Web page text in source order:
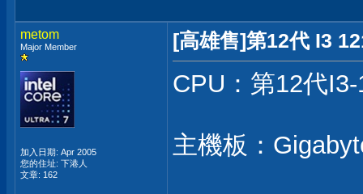
metom
Major Member
加入日期: Apr 2005
您的住址: 下港人
文章: 162
[高雄售]第12代 I3
CPU：第12代
主機板：